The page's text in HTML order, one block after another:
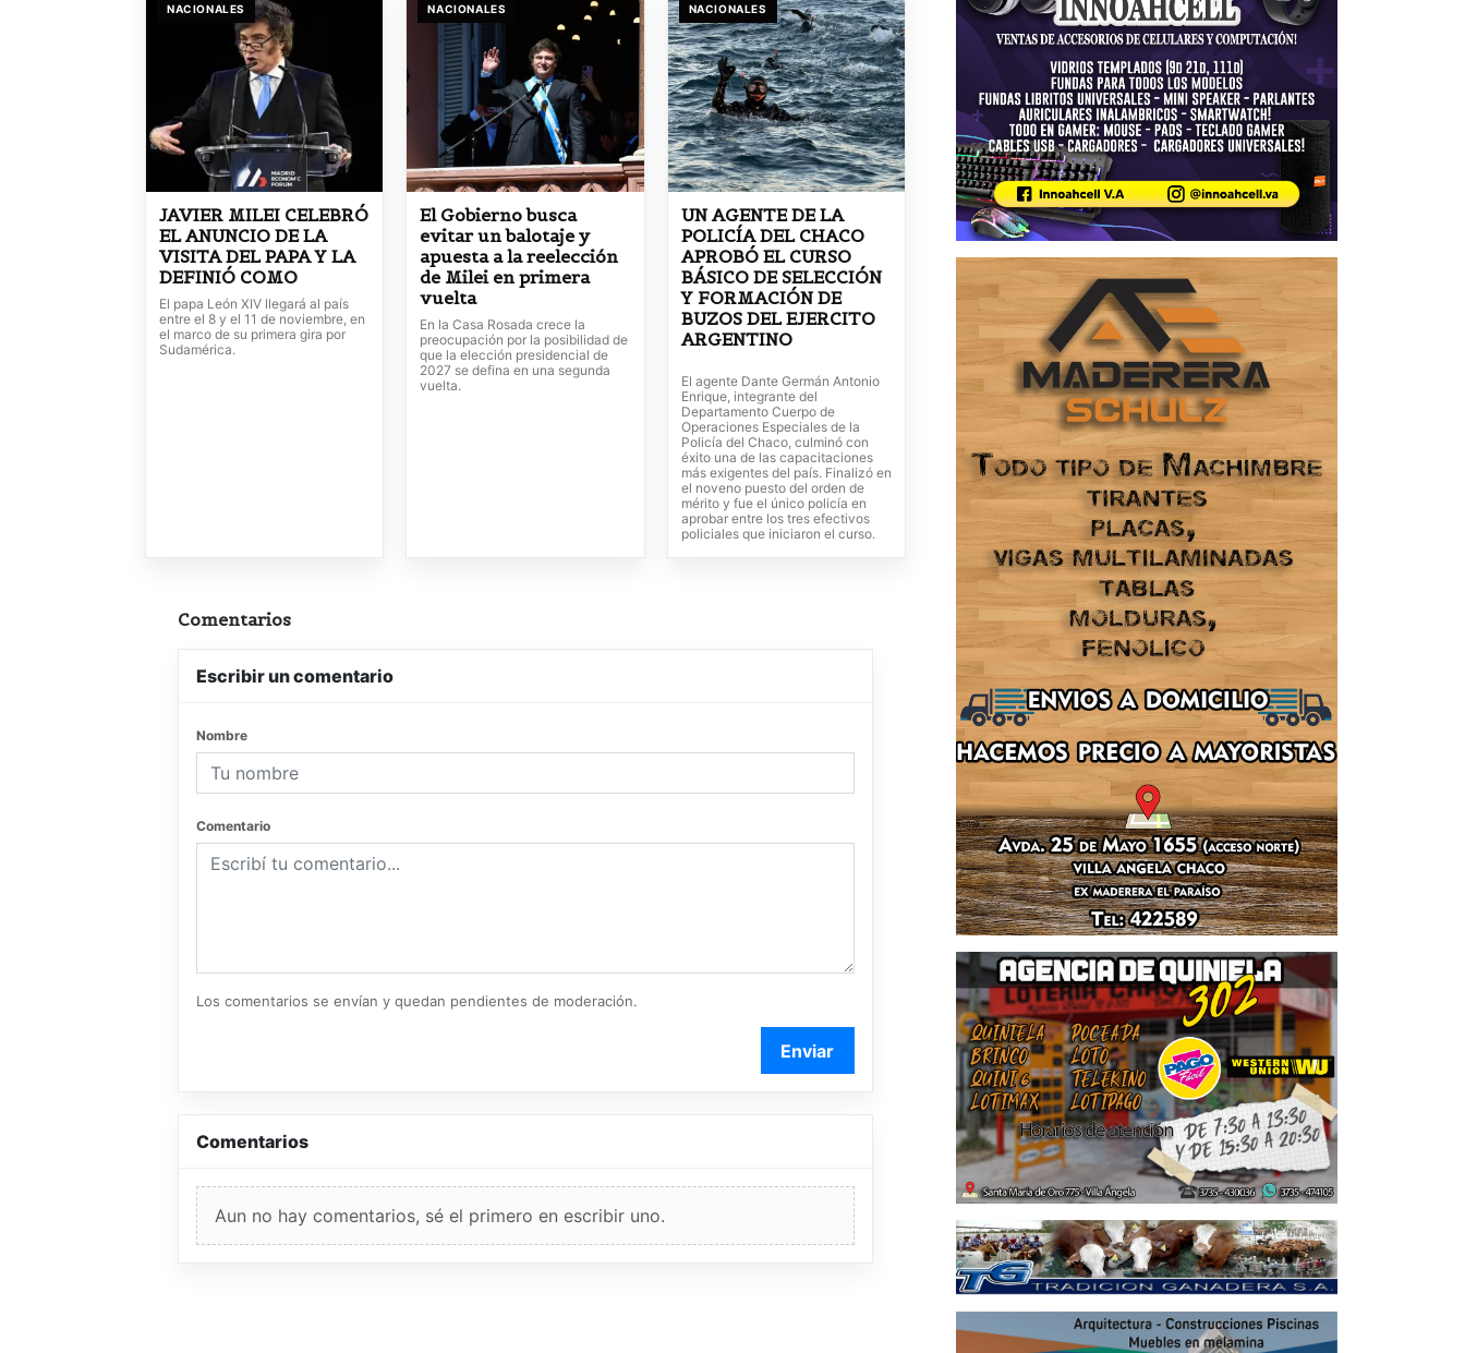
NACIONALES
JAVIER MILEI CELEBRÓ
EL ANUNCIO DE LA
VISITA DEL PAPA Y LA
DEFINIÓ COMO
El papa León XIV llegará al país
entre el 8 y el 11 de noviembre, en
el marco de su primera gira por
Sudamérica.
NACIONALES
El Gobierno busca
evitar un balotaje y
apuesta a la reelección
de Milei en primera
vuelta
En la Casa Rosada crece la
preocupación por la posibilidad de
que la elección presidencial de
2027 se defina en una segunda
vuelta.
NACIONALES
UN AGENTE DE LA
POLICÍA DEL CHACO
APROBÓ EL CURSO
BÁSICO DE SELECCIÓN
Y FORMACIÓN DE
BUZOS DEL EJERCITO
ARGENTINO
El agente Dante Germán Antonio
Enrique, integrante del
Departamento Cuerpo de
Operaciones Especiales de la
Policía del Chaco, culminó con
éxito una de las capacitaciones
más exigentes del país. Finalizó en
el noveno puesto del orden de
mérito y fue el único policía en
aprobar entre los tres efectivos
policiales que iniciaron el curso.
Comentarios
Escribir un comentario
Nombre
Comentario
Los comentarios se envían y quedan pendientes de moderación.
Enviar
Comentarios
Aun no hay comentarios, sé el primero en escribir uno.